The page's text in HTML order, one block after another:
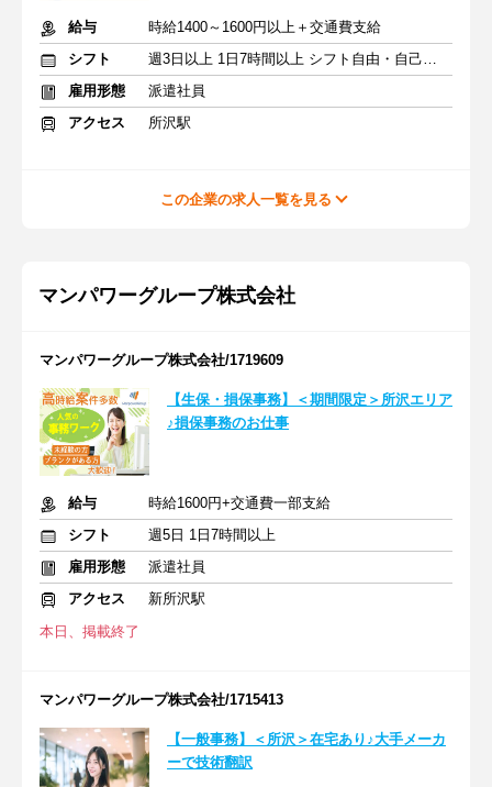
給与
時給1400～1600円以上＋交通費支給
シフト
週3日以上 1日7時間以上 シフト自由・自己申告
雇用形態
派遣社員
アクセス
所沢駅
この企業の求人一覧を見る
マンパワーグループ株式会社
マンパワーグループ株式会社/1719609
【生保・損保事務】＜期間限定＞所沢エリア
♪損保事務のお仕事
給与
時給1600円+交通費一部支給
シフト
週5日 1日7時間以上
雇用形態
派遣社員
アクセス
新所沢駅
本日、掲載終了
マンパワーグループ株式会社/1715413
【一般事務】＜所沢＞在宅あり♪大手メーカ
ーで技術翻訳